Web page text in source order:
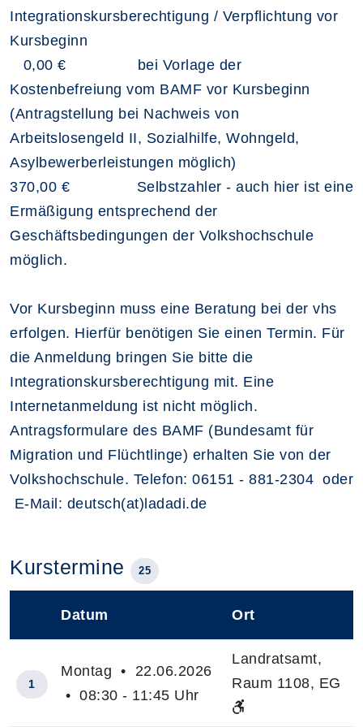
Integrationskursberechtigung / Verpflichtung vor
Kursbeginn
0,00 € bei Vorlage der
Kostenbefreiung vom BAMF vor Kursbeginn
(Antragstellung bei Nachweis von
Arbeitslosengeld II, Sozialhilfe, Wohngeld,
Asylbewerberleistungen möglich)
370,00 € Selbstzahler - auch hier ist eine
Ermäßigung entsprechend der
Geschäftsbedingungen der Volkshochschule
möglich.
Vor Kursbeginn muss eine Beratung bei der vhs
erfolgen. Hierfür benötigen Sie einen Termin. Für
die Anmeldung bringen Sie bitte die
Integrationskursberechtigung mit. Eine
Internetanmeldung ist nicht möglich.
Antragsformulare des BAMF (Bundesamt für
Migration und Flüchtlinge) erhalten Sie von der
Volkshochschule. Telefon: 06151 - 881-2304 oder
E-Mail: deutsch(at)ladadi.de
Kurstermine 25
Datum Ort
1
Montag • 22.06.2026
• 08:30 - 11:45 Uhr
Landratsamt,
Raum 1108, EG